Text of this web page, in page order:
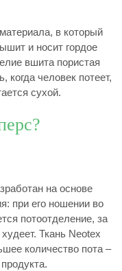
в который
и носит гордое
вшита пористая
когда человек потеет,
сухой.
на основе
при его ношении во
потоотделение, за
Ткань Neotex
количество пота –